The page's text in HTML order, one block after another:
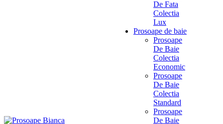
De Fata
Colectia
Lux
Prosoape de baie
Prosoape
De Baie
Colectia
Economic
Prosoape
De Baie
Colectia
Standard
Prosoape
De Baie